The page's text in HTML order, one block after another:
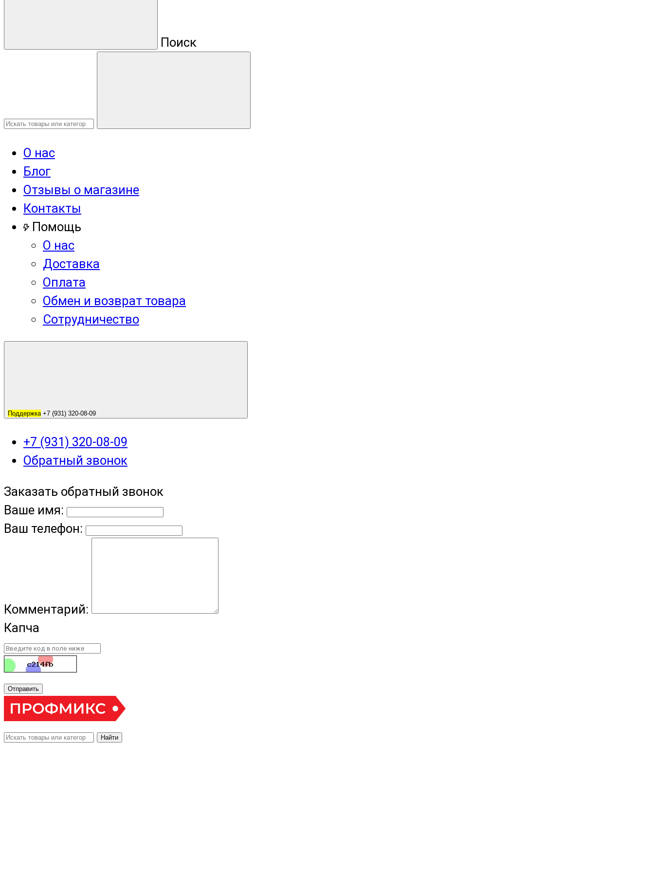
Поиск
О нас
Блог
Отзывы о магазине
Контакты
Помощь
О нас
Доставка
Оплата
Обмен и возврат товара
Сотрудничество
Поддержка +7 (931) 320-08-09
+7 (931) 320-08-09
Обратный звонок
Заказать обратный звонок
Ваше имя:
Ваш телефон:
Комментарий:
Капча
Отправить
Найти